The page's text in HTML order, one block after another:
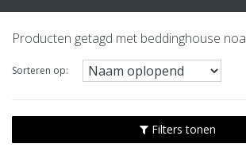
Producten getagd met beddinghouse noa
Sorteren op:
Filters tonen